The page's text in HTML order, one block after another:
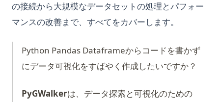
の接続から大規模なデータセットの処理とパフォー
マンスの改善まで、すべてをカバーします。
Python Pandas Dataframeからコードを書かず
にデータ可視化をすばやく作成したいですか？
PyGWalkerは、データ探索と可視化のための